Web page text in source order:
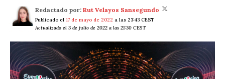
Redactado por: Rut Velayos Sansegundo
Publicado el 17 de mayo de 2022 a las 23:43 CEST
Actualizado el 3 de julio de 2022 a las 21:30 CEST